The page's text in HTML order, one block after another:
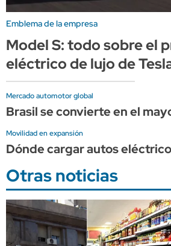
Emblema de la empresa
Model S: todo sobre el
eléctrico de lujo de
Mercado automotor global
Brasil se convierte en el
Movilidad en expansión
Dónde cargar autos
Otras noticias